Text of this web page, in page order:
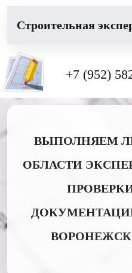
Cтроительная
+7 (952)
ВЫПОЛНЯЕМ
ОБЛАСТИ